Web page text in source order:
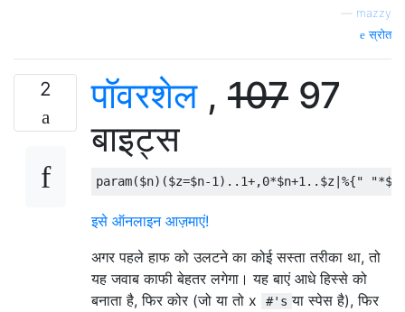
mazzy
स्रोत
2 पॉवरशेल, 107 97
बाइट्स
param($n)($z=$n-1). .1+,0*$n+1. . $z |%{" "*$_
इसे ऑनलाइन आज़माएं!
अगर पहले हाफ को उलटने का कोई सस्ता तरीका था, तो
यह जवाब काफी बेहतर लगेगा। यह बाएं आधे हिस्से को
बनाता है, फिर कोर (जो या तो x
#'s या स्पेस है), फिर